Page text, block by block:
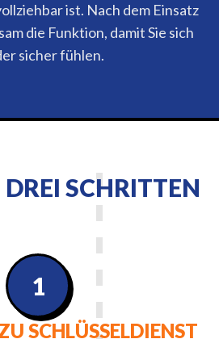
ist. Nach dem Einsatz
die Funktion, damit Sie sich
sicher fühlen.
SCHRITTEN
SCHLÜSSELDIENST
1